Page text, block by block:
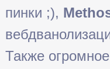
пинки ;),
Также